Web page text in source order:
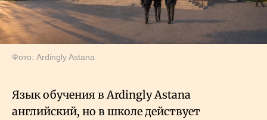
Фото: Ardingly Astana
Язык обучения в Ardingly Astana
английский, но в школе действует